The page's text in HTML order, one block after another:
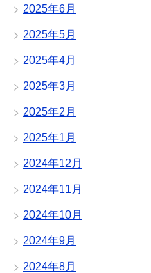
2025年6月
2025年5月
2025年4月
2025年3月
2025年2月
2025年1月
2024年12月
2024年11月
2024年10月
2024年9月
2024年8月